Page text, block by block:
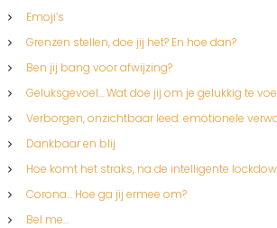
Emoji’s
Grenzen stellen, doe jij het? En hoe dan?
Ben jij bang voor afwijzing?
Geluksgevoel… Wat doe jij om je gelukkig te
Verborgen, onzichtbaar leed: emotionele
Dankbaar en blij
Hoe komt het straks, na de intelligente
Corona… Hoe ga jij ermee om?
Bel me…